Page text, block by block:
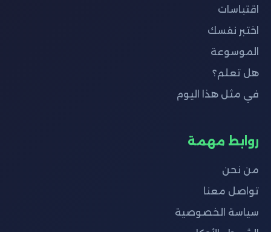
اقتباسات
اختبر نفسك
الموسوعة
هل تعلم؟
في مثل هذا اليوم
روابط مهمة
من نحن
تواصل معنا
سياسة الخصوصية